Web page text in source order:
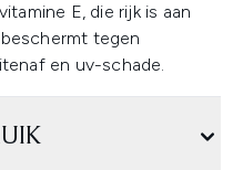
E, die rijk is aan
tegen
en uv-schade.